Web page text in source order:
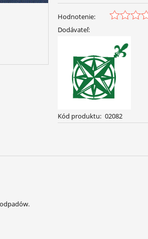
Hodnotenie:
Dodávateľ:
Kód produktu: 02082